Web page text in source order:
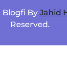
Blogfi By Jahid
Reserved.